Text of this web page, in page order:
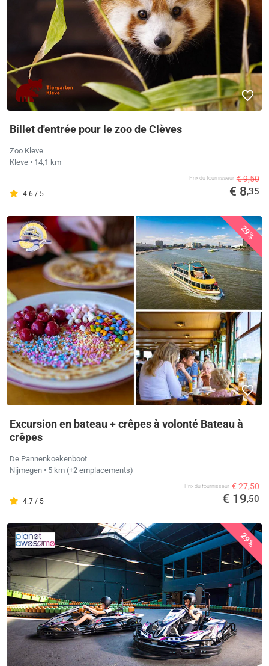
Billet d'entrée pour le zoo de Clèves
Zoo Kleve
Kleve • 14,1 km
4.6 / 5
Prix ​​du fournisseur € 9,50
€ 8,35
29%
Excursion en bateau + crêpes à volonté Bateau à
crêpes
De Pannenkoekenboot
Nijmegen • 5 km (+2 emplacements)
4.7 / 5
Prix ​​du fournisseur € 27,50
€ 19,50
29%